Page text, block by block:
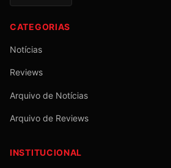
CATEGORIAS
Notícias
Reviews
Arquivo de Notícias
Arquivo de Reviews
INSTITUCIONAL